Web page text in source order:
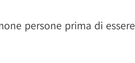
persone prima di essere